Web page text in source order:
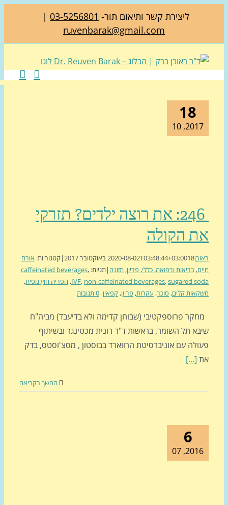
ליצירת קשר ותיאום תור-03-5256801
|
ruvenbarak@gmail.com
246: את רוצה ילדים? תזרקי
הקולה
2020-08-02T03:48:44+03:00
|קטגוריות:אורח
בריאות ורפואה,כללי,פריון ,תזונה|תגיות: caffeinated beverages,
IVF,non-caffeinated beverages,sugared
,הפריה חוץ גופית,
קלים,סוכר,עקרות,פריון,קפאין|0 תגובות
פרוספקטיבי (שבוחן קדימה ולא בדיעבד) מביה"ח
תל השומר, בראשות ד"ר רונית מכטינגר ובשיתוף
עם אוניברסיטת הרווארד בבוסטון , מסצ'וסטס, בדק
המשך בקריאה